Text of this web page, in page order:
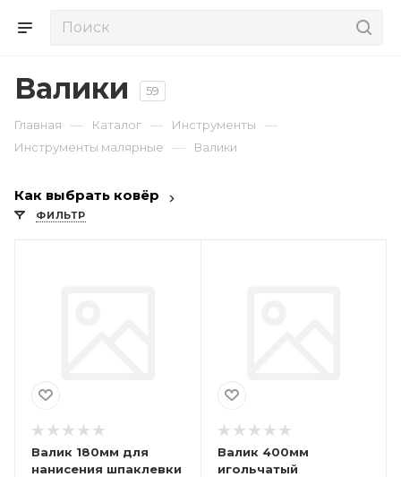
Валики 59
Главная — Каталог — Инструменты —
Инструменты малярные — Валики
Как выбрать ковёр
ФИЛЬТР
Валик 180мм для
нанисения шпаклевки
Валик 400мм
игольчатый